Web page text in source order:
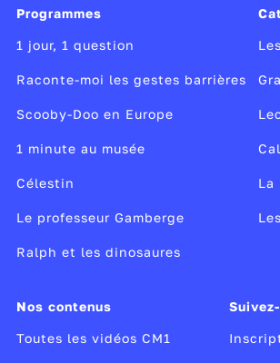
au cœur de tous les apprentissages
CM1, les élèves consolident leurs
dans ces domaines et découvrent
sciences et la technologie,
Programmes
1 jour, 1 question
Raconte-moi les gestes barrières
Scooby-Doo en Europe
1 minute au musée
Célestin
Le professeur Gamberge
Ralph et les dinosaures
La
Nos contenus
Toutes les vidéos CM1